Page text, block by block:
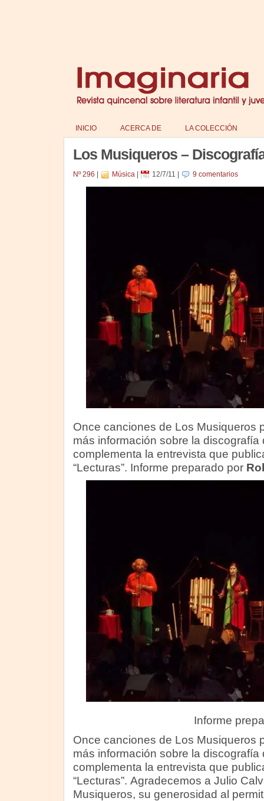
INICIO ACERCA DE LA COLECCIÓN
Los Musiqueros –
Nº 296 Música| 12/7/11 9 comentarios
Once canciones de Los Musiqueros
más información sobre la discografía
complementa la entrevista que
“Lecturas”. Informe preparado por
Informe
Once canciones de Los Musiqueros
más información sobre la discografía
complementa la entrevista que
“Lecturas”. Agradecemos a Julio
Musiqueros, su generosidad al